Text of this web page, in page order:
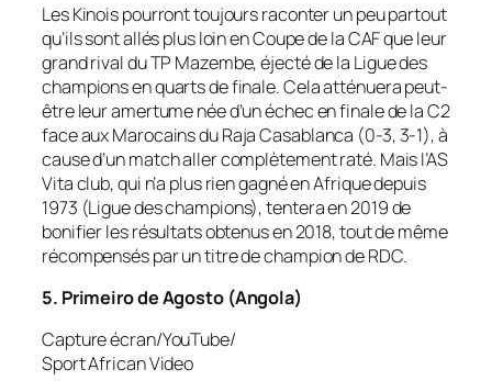
Les Kinois pourront toujours raconter un peu partout
qu’ils sont allés plus loin en Coupe de la CAF que leur
grand rival du TP Mazembe, éjecté de la Ligue des
champions en quarts de finale. Cela atténuera peut-
être leur amertume née d’un échec en finale de la C2
face aux Marocains du Raja Casablanca (0-3, 3-1), à
cause d’un match aller complètement raté. Mais l’AS
Vita club, qui n’a plus rien gagné en Afrique depuis
1973 (Ligue des champions), tentera en 2019 de
bonifier les résultats obtenus en 2018, tout de même
récompensés par un titre de champion de RDC.
5. Primeiro de Agosto (Angola)
Capture écran/YouTube/
Sport African Video